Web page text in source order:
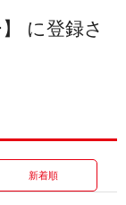
に登録さ
新着順